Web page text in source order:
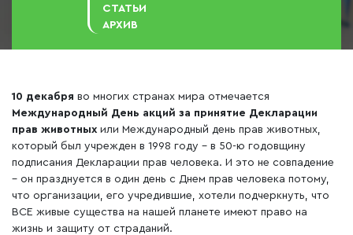
СТАТЬИ
АРХИВ
10 декабря во многих странах мира отмечается
Международный День акций за принятие Декларации
прав животных или Международный день прав животных,
который был учрежден в 1998 году – в 50-ю годовщину
подписания Декларации прав человека. И это не совпадение
– он празднуется в один день с Днем прав человека потому,
что организации, его учредившие, хотели подчеркнуть, что
ВСЕ живые существа на нашей планете имеют право на
жизнь и защиту от страданий.